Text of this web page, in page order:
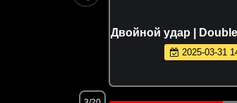
Двойной удар |
2025-03-31